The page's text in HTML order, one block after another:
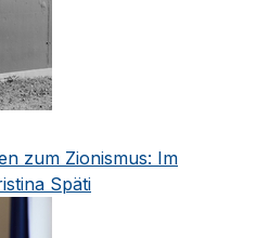
zum Zionismus: Im
Späti